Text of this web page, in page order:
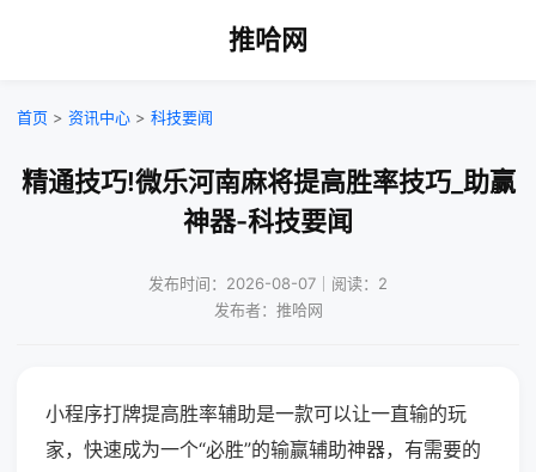
推哈网
首页 > 资讯中心 > 科技要闻
精通技巧!微乐河南麻将提高胜率技巧_助赢
神器-科技要闻
发布时间：2026-08-07｜阅读：2
发布者：推哈网
小程序打牌提高胜率辅助是一款可以让一直输的玩
家，快速成为一个“必胜”的输赢辅助神器，有需要的